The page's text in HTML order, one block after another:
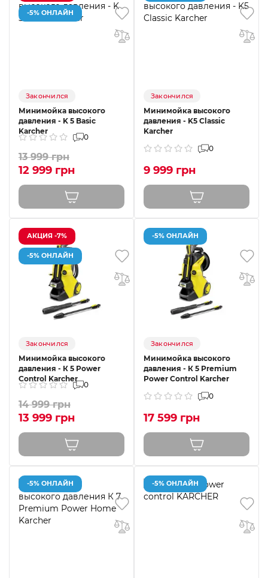
-5% ОНЛАЙН
Закончился
Минимойка высокого
давления - K 5 Basic
Karcher
0
13 999 грн
12 999 грн
Закончился
Минимойка высокого
давления - K5 Classic
Karcher
0
9 999 грн
АКЦИЯ -7%
-5% ОНЛАЙН
Закончился
Минимойка высокого
давления - К 5 Power
Control Karcher
0
14 999 грн
13 999 грн
-5% ОНЛАЙН
Закончился
Минимойка высокого
давления - К 5 Premium
Power Control Karcher
0
17 599 грн
-5% ОНЛАЙН -5% ОНЛАЙН